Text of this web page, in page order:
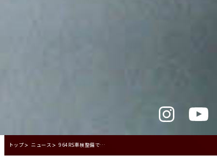
トップ ニュース 964RS車検整備でご入庫